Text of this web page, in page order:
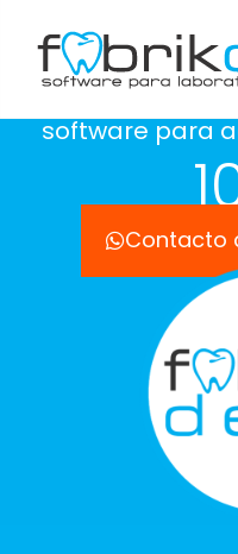
software para
Contacto